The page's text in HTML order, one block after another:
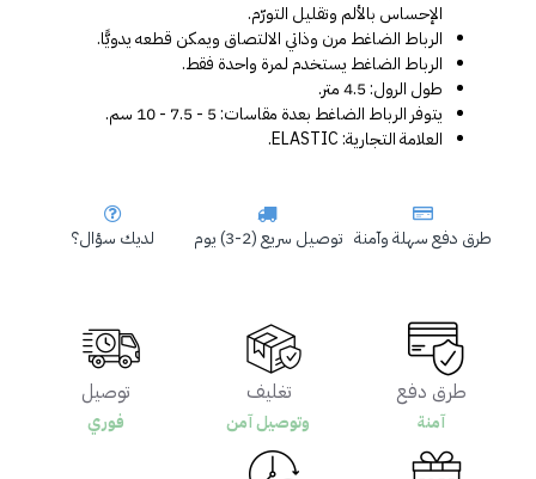
طرق دفع سهلة وآمنة توصيل سريع (2-3) يوم لديك سؤال؟
الإحساس بالألم وتقليل التورّم.
الرباط الضاغط مرن وذاتي الالتصاق ويمكن قطعه يدويًّا.
الرباط الضاغط يستخدم لمرة واحدة فقط.
طول الرول: 4.5 متر.
يتوفر الرباط الضاغط بعدة مقاسات: 5 - 7.5 - 10 سم.
العلامة التجارية: ELASTIC.
طرق دفع
آمنة
تغليف
وتوصيل آمن
توصيل
فوري